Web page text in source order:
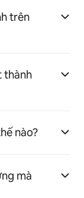
trên
thành
nào?
mà